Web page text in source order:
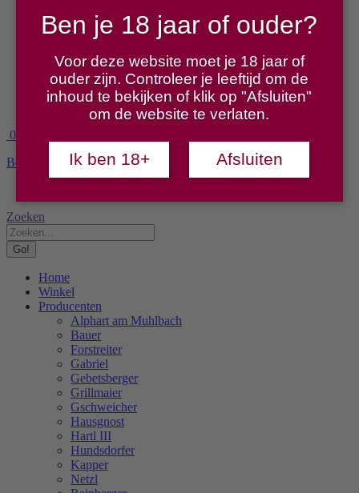
Steiner
Stift Klosterneuburg
Wachter
Proeverijen
Over ons
0
Bekijk winkelmandAfrekenen
Search:
Zoeken
Home
Winkel
Producenten
Alphart am Muhlbach
Bauer
Forstreiter
Gabriel
Gebetsberger
Grillmaier
Gschweicher
Hausgnost
Hartl III
Hundsdorfer
Kapper
Netzl
Ben je 18 jaar of ouder?
Voor deze website moet je 18 jaar of
ouder zijn. Controleer je leeftijd om de
inhoud te bekijken of klik op "Afsluiten"
om de website te verlaten.
Ik ben 18+ Afsluiten